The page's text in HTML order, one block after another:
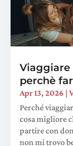
Viaggiare
perchè
Apr 13, 2026 |
Perché
cosa migliore
partire con
non mi trovo